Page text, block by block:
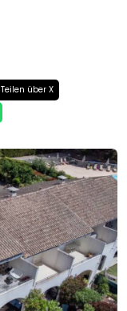
Teilen über X